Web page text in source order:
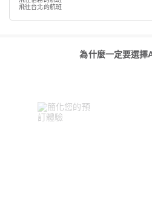
飛往台北的航班
為什麼一定要選擇